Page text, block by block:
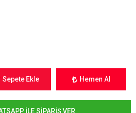
Sepete Ekle Hemen Al
İLE SİPARİŞ VER